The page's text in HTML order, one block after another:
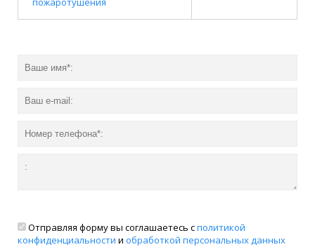
Отправляя форму вы соглашаетесь сполитикой
конфиденциальности и обработкой персональных данных